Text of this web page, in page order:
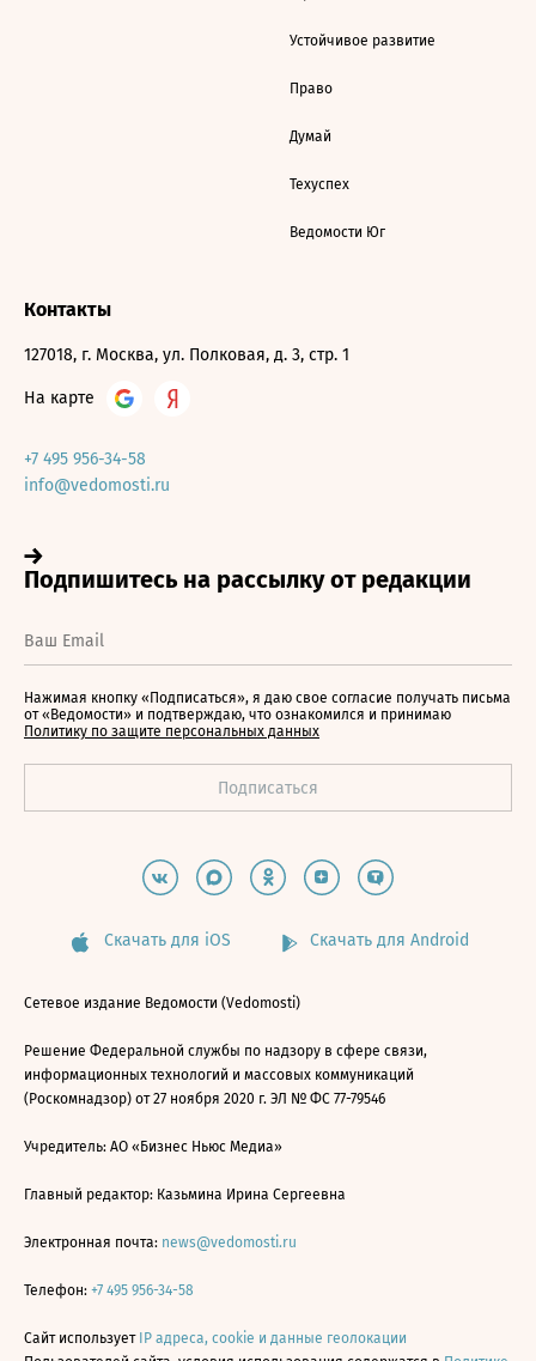
Устойчивое развитие
Право
Думай
Техуспех
Ведомости Юг
Контакты
127018, г. Москва, ул. Полковая, д. 3, стр. 1
На карте
+7 495 956-34-58
info@vedomosti.ru
Нажимая кнопку «Подписаться», я даю свое согласие получать письма
от «Ведомости» и подтверждаю, что ознакомился и принимаю
Политику по защите персональных данных
Скачать для iOS Скачать для Android
Сетевое издание Ведомости (Vedomosti)
Решение Федеральной службы по надзору в сфере связи,
информационных технологий и массовых коммуникаций
(Роскомнадзор) от 27 ноября 2020 г. ЭЛ № ФС 77-79546
Учредитель: АО «Бизнес Ньюс Медиа»
Главный редактор: Казьмина Ирина Сергеевна
Электронная почта: news@vedomosti.ru
Телефон: +7 495 956-34-58
Сайт использует IP адреса, cookie и данные геолокации